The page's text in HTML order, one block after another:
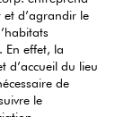
d’agrandir le
En effet, la
d’accueil du lieu
de
le